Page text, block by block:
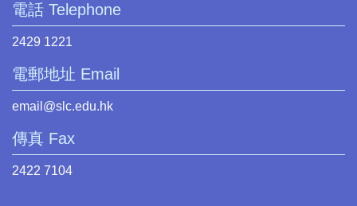
電話 Telephone
2429 1221
電郵地址 Email
email@slc.edu.hk
傳真 Fax
2422 7104